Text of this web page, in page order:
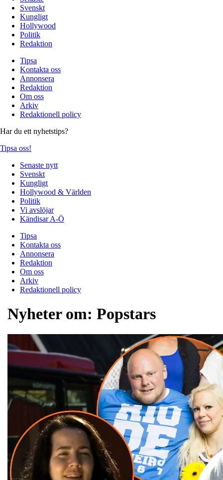
Svenskt
Kungligt
Hollywood
Politik
Redaktion
Tipsa
Kontakta oss
Annonsera
Redaktion
Om oss
Arkiv
Redaktionell policy
Har du ett nyhetstips?
Tipsa oss!
Senaste nytt
Svenskt
Kungligt
Hollywood & Världen
Politik
Vi avslöjar
Kändisar A-Ö
Tipsa
Kontakta oss
Annonsera
Redaktion
Om oss
Arkiv
Redaktionell policy
Nyheter om: Popstars